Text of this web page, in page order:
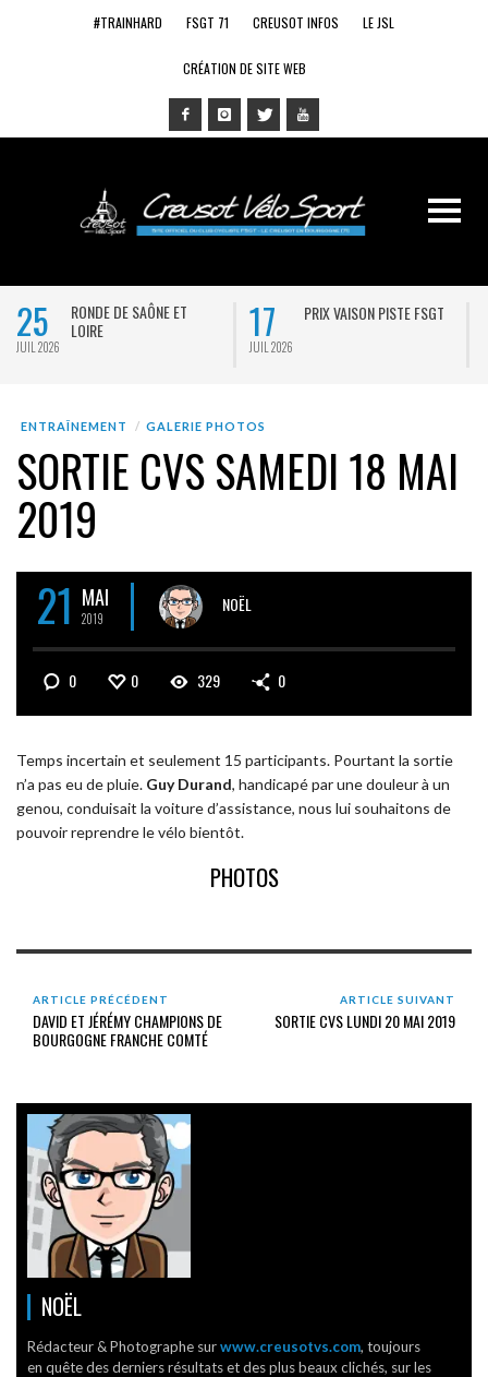
#TRAINHARD FSGT 71 CREUSOT INFOS LE JSL
CRÉATION DE SITE WEB
25
JUIL 2026
RONDE DE SAÔNE ET
LOIRE
17
JUIL 2026
PRIX VAISON PISTE FSGT
ENTRAÎNEMENT GALERIE PHOTOS
SORTIE CVS SAMEDI 18 MAI
2019
21 MAI
2019
NOËL
0 0 329 0
Temps incertain et seulement 15 participants. Pourtant la sortie
n’a pas eu de pluie. Guy Durand, handicapé par une douleur à un
genou, conduisait la voiture d’assistance, nous lui souhaitons de
pouvoir reprendre le vélo bientôt.
PHOTOS
ARTICLE PRÉCÉDENT
DAVID ET JÉRÉMY CHAMPIONS DE
BOURGOGNE FRANCHE COMTÉ
ARTICLE SUIVANT
SORTIE CVS LUNDI 20 MAI 2019
NOËL
Rédacteur & Photographe surwww.creusotvs.com, toujours
en quête des derniers résultats et des plus beaux clichés, sur les